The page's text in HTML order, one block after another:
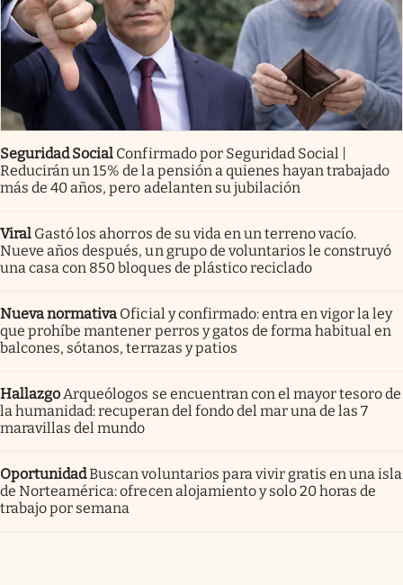
Seguridad Social Confirmado por Seguridad Social |
Reducirán un 15% de la pensión a quienes hayan trabajado
más de 40 años, pero adelanten su jubilación
Viral Gastó los ahorros de su vida en un terreno vacío.
Nueve años después, un grupo de voluntarios le construyó
una casa con 850 bloques de plástico reciclado
Nueva normativa Oficial y confirmado: entra en vigor la ley
que prohíbe mantener perros y gatos de forma habitual en
balcones, sótanos, terrazas y patios
Hallazgo Arqueólogos se encuentran con el mayor tesoro de
la humanidad: recuperan del fondo del mar una de las 7
maravillas del mundo
OportunidadBuscan voluntarios para vivir gratis en una isla
de Norteamérica: ofrecen alojamiento y solo 20 horas de
trabajo por semana